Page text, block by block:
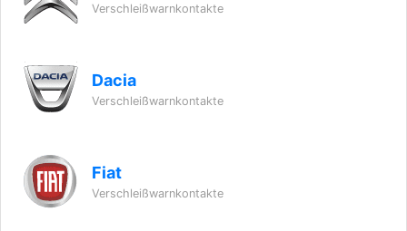
Verschleißwarnkontakte
Dacia
Verschleißwarnkontakte
Fiat
Verschleißwarnkontakte